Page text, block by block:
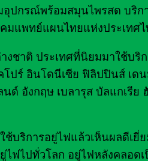
มอุปกรณ์พร้อมสมุนไพรสด บ
มแพทย์แผนไทยแห่งประเทศ
าติ ประเทศที่นิยมมาใช้บริ
โปร์ อินโดนีเซีย ฟิลิปปินส์ เ
ด์ อังกฤษ เบลารุส บัลแกเรีย
บริการอยู่ไฟแล้วเห็นผลดีเ
ไฟไปทั่วโลก อยู่ไฟหลังคลอ